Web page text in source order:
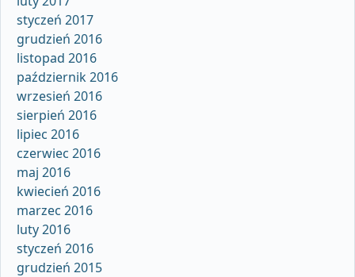
styczeń 2017
grudzień 2016
listopad 2016
październik 2016
wrzesień 2016
sierpień 2016
lipiec 2016
czerwiec 2016
maj 2016
kwiecień 2016
marzec 2016
luty 2016
styczeń 2016
grudzień 2015